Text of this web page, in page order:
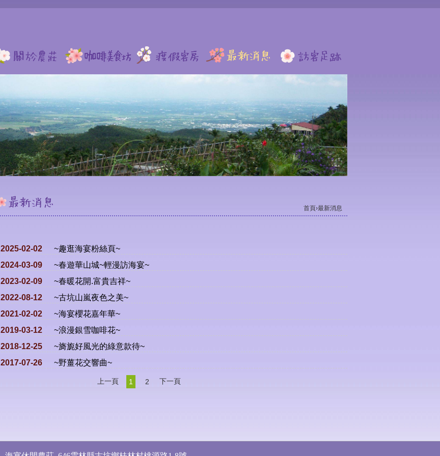
首頁›最新消息
2025-02-02
~趣逛海宴粉絲頁~
2024-03-09
~春遊華山城~輕漫訪海宴~
2023-02-09
~春暖花開.富貴吉祥~
2022-08-12
~古坑山嵐夜色之美~
2021-02-02
~海宴櫻花嘉年華~
2019-03-12
~浪漫銀雪咖啡花~
2018-12-25
~旖旎好風光的綠意款待~
2017-07-26
~野薑花交響曲~
上一頁 1 2 下一頁